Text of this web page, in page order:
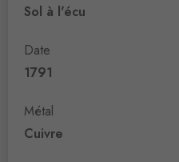
Sol à l'écu
Date
1791
Métal
Cuivre